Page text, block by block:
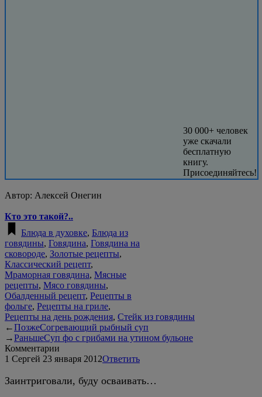
30 000+ человек
уже скачали
бесплатную
книгу.
Присоединяйтесь!
Автор: Алексей Онегин
Кто это такой?..
Блюда в духовке, Блюда из
говядины, Говядина, Говядина на
сковороде, Золотые рецепты,
Классический рецепт,
Мраморная говядина, Мясные
рецепты, Мясо говядины,
Обалденный рецепт, Рецепты в
фольге, Рецепты на гриле,
Рецепты на день рождения, Стейк из говядины
←ПозжеСогревающий рыбный суп
→РаньшеСуп фо с грибами на утином бульоне
Комментарии
1 Сергей 23 января 2012Ответить
Заинтриговали, буду осваивать…